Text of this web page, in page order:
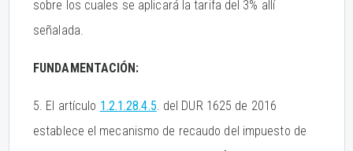
sobre los cuales se aplicará la tarifa del 3% allí
señalada.
FUNDAMENTACIÓN:
5. El artículo 1.2.1.28.4.5 . del DUR 1625 de 2016
establece el mecanismo de recaudo del impuesto de